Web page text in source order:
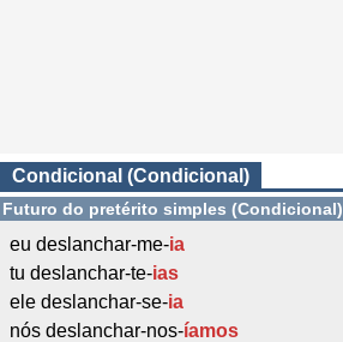
Condicional (Condicional)
Futuro do pretérito simples (Condicional)
eu deslanchar-me-ia
tu deslanchar-te-ias
ele deslanchar-se-ia
nós deslanchar-nos-íamos